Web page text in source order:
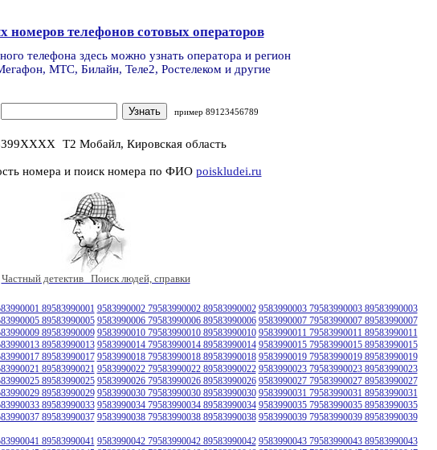
номеров телефонов сотовых операторов
телефона здесь можно узнать оператора и регион
МТС, Билайн, Теле2, Ростелеком и другие
пример 89123456789
Т2 Мобайл, Кировская область
номера и поиск номера по ФИО poiskludei.ru
Частный детектив Поиск людей, справки
89583990001 9583990002 79583990002 89583990002 9583990003 79583990003 89583990003
89583990005 9583990006 79583990006 89583990006 9583990007 79583990007 89583990007
89583990009 9583990010 79583990010 89583990010 9583990011 79583990011 89583990011
89583990013 9583990014 79583990014 89583990014 9583990015 79583990015 89583990015
89583990017 9583990018 79583990018 89583990018 9583990019 79583990019 89583990019
89583990021 9583990022 79583990022 89583990022 9583990023 79583990023 89583990023
89583990025 9583990026 79583990026 89583990026 9583990027 79583990027 89583990027
89583990029 9583990030 79583990030 89583990030 9583990031 79583990031 89583990031
89583990033 9583990034 79583990034 89583990034 9583990035 79583990035 89583990035
89583990037 9583990038 79583990038 89583990038 9583990039 79583990039 89583990039
89583990041 9583990042 79583990042 89583990042 9583990043 79583990043 89583990043